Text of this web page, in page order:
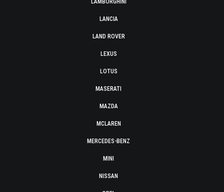
LAMBORGHINI
LANCIA
LAND ROVER
LEXUS
LOTUS
MASERATI
MAZDA
MCLAREN
MERCEDES-BENZ
MINI
NISSAN